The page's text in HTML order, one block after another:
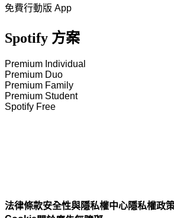
免費行動版 App
Spotify 方案
Premium Individual
Premium Duo
Premium Family
Premium Student
Spotify Free
法律條款安全性與隱私權中心隱私權政